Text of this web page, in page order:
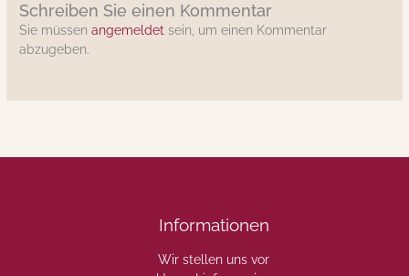
Schreiben Sie einen Kommentar
Sie müssenangemeldet sein, um einen Kommentar
abzugeben.
Informationen
Wir stellen uns vor